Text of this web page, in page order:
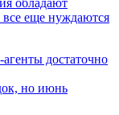
обладают
еще нуждаются
но июнь